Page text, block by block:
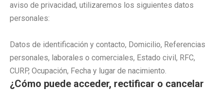
aviso de privacidad, utilizaremos los siguientes datos
personales:
Datos de identificación y contacto, Domicilio, Referencias
personales, laborales o comerciales, Estado civil, RFC,
CURP, Ocupación, Fecha y lugar de nacimiento.
¿Cómo puede acceder, rectificar o cancelar